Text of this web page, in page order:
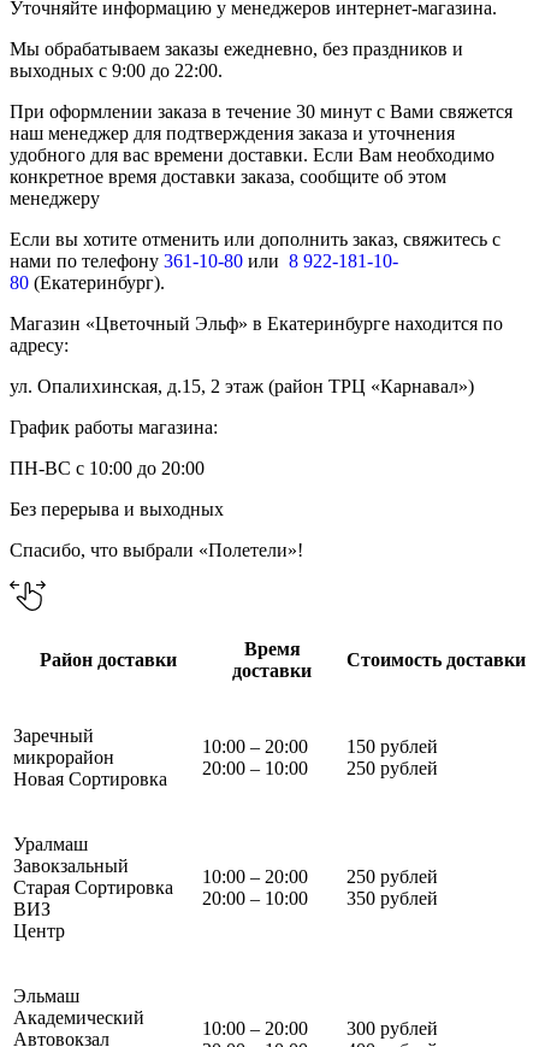
Уточняйте информацию у менеджеров интернет-магазина.
Мы обрабатываем заказы ежедневно, без праздников и
выходных с 9:00 до 22:00.
При оформлении заказа в течение 30 минут с Вами свяжется
наш менеджер для подтверждения заказа и уточнения
удобного для вас времени доставки. Если Вам необходимо
конкретное время доставки заказа, сообщите об этом
менеджеру
Если вы хотите отменить или дополнить заказ, свяжитесь с
нами по телефону 361-10-80 или 8 922-181-10-
80 (Екатеринбург).
Магазин «Цветочный Эльф» в Екатеринбурге находится по
адресу:
ул. Опалихинская, д.15, 2 этаж (район ТРЦ «Карнавал»)
График работы магазина:
ПН-ВС с 10:00 до 20:00
Без перерыва и выходных
Спасибо, что выбрали «Полетели»!
Район доставки
Время
доставки
Стоимость доставки
Заречный
микрорайон
Новая Сортировка
10:00 – 20:00
20:00 – 10:00
150 рублей
250 рублей
Уралмаш
Завокзальный
Старая Сортировка
ВИЗ
Центр
10:00 – 20:00
20:00 – 10:00
250 рублей
350 рублей
Эльмаш
Академический
Автовокзал
10:00 – 20:00
300 рублей